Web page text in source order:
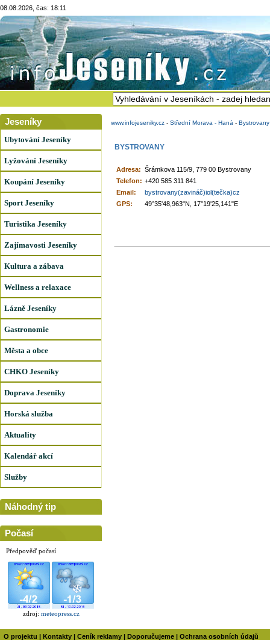
08.08.2026, čas: 18:11
Jeseníky
Ubytování Jeseníky
Lyžování Jeseníky
Koupání Jeseníky
Sport Jeseníky
Turistika Jeseníky
Zajímavosti Jeseníky
Kultura a zábava
Wellness a relaxace
Lázně Jeseníky
Gastronomie
Města a obce
CHKO Jeseníky
Doprava Jeseníky
Horská služba
Aktuality
Kalendář akcí
Služby
Náhodný tip
Počasí
Předpověď počasí
zdroj: meteopress.cz
www.infojeseniky.cz - Střední Morava - Haná - Bystrovany
BYSTROVANY
Adresa: Šrámkova 115/9, 779 00 Bystrovany
Telefon: +420 585 311 841
Email:
bystrovany(zavináč)iol(tečka)cz
GPS:
49°35'48,963"N, 17°19'25,141"E
O projektu Kontakty Ceník reklamy Doporučujeme
Ochrana osobních údajů